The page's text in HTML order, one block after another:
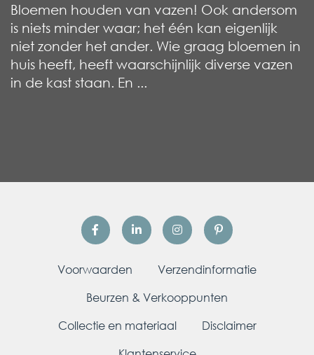
Bloemen houden van vazen! Ook andersom
is niets minder waar; het één kan eigenlijk
niet zonder het ander. Wie graag bloemen in
huis heeft, heeft waarschijnlijk diverse vazen
in de kast staan. En ...
Voorwaarden
Verzendinformatie
Beurzen & Verkooppunten
Collectie en materiaal
Disclaimer